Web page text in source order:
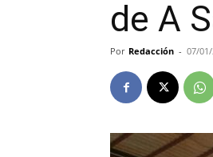
de A
Por Redacción - 07/